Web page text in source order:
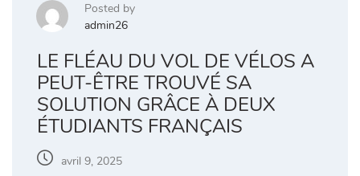
Posted by
admin26
LE FLÉAU DU VOL DE VÉLOS A
PEUT-ÊTRE TROUVÉ SA
SOLUTION GRÂCE À DEUX
ÉTUDIANTS FRANÇAIS
avril 9, 2025